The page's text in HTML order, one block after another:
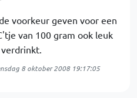
voorkeur geven voor een
van 100 gram ook leuk
8 oktober 2008 19:17:05